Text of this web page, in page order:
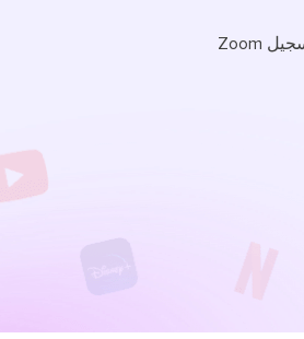
إذا كنت تبحث عن كيفية تسجيل Zoom Meeting على نظام Mac، فإليك وجهتك. يغطي هذا المنشور بعض الطرق الفعالة لمساعدتك في تسجيل Zoom